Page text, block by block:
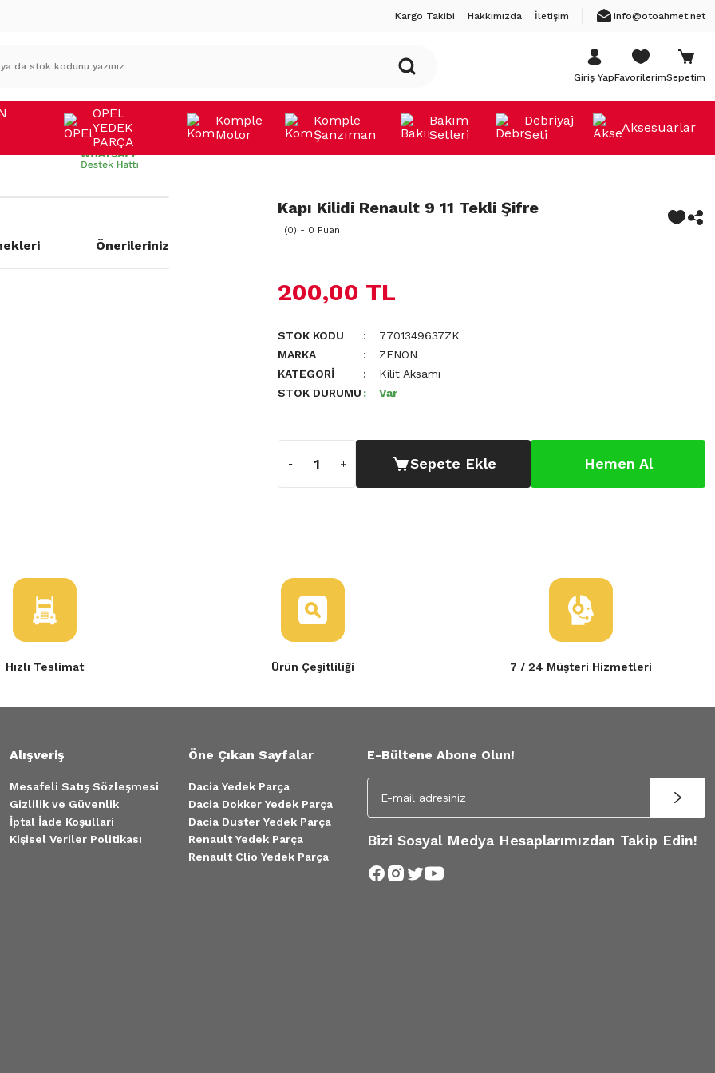
Kargo Takibi Hakkımızda İletişim info@otoahmet.net
Giriş YapFavorilerimSepetim
OPEL
YEDEK
PARÇA
Komple
Motor
Komple
Şanzıman
Bakım
Setleri
Debriyaj
Seti
Aksesuarlar
Önerileriniz
Kilidi Şifresi
Kapı Kilidi Renault 9 11 Tekli Şifre
(0) - 0 Puan
200,00 TL
STOK KODU
7701349637ZK
MARKA
ZENON
KATEGORI
Kilit Aksamı
STOK DURUMU
Var
Sepete Ekle Hemen Al
Hızlı Teslimat Ürün Çeşitliliği 7 / 24 Müşteri Hizmetleri
Alışveriş
Mesafeli Satış Sözleşmesi
Gizlilik ve Güvenlik
İptal İade Koşullari
Kişisel Veriler Politikası
Öne Çıkan Sayfalar
Dacia Yedek Parça
Dacia Dokker Yedek Parça
Dacia Duster Yedek Parça
Renault Yedek Parça
Renault Clio Yedek Parça
E-Bültene Abone Olun!
Bizi Sosyal Medya Hesaplarımızdan Takip Edin!